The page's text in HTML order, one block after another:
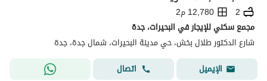
2
12,780 م2
مجمع سكني للإيجار في البحيرات، جدة
شارع الدكتور طلال بخش، حي مدينة البحيرات، شمال جدة، جدة
الإيميل
اتصال